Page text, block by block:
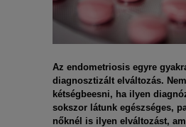
Az endometriosis egyre
diagnosztizált elváltozás.
kétségbeesni, ha ilyen
sokszor látunk egészséges,
nőknél is ilyen elváltozást,